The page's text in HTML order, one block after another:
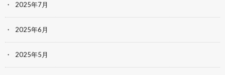
2025年7月
2025年6月
2025年5月